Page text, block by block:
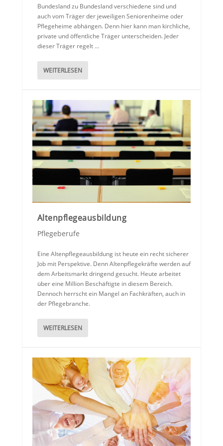
Bundesland zu Bundesland verschiedene sind und
auch vom Träger der jeweiligen Seniorenheime oder
Pflegeheime abhängen. Denn hier kann man kirchliche,
private und öffentliche Träger unterscheiden. Jeder
dieser Träger regelt …
WEITERLESEN
Altenpflegeausbildung
Pflegeberufe
Eine Altenpflegeausbildung ist heute ein recht sicherer
Job mit Perspektive. Denn Altenpflegekräfte werden auf
dem Arbeitsmarkt dringend gesucht. Heute arbeitet
über eine Million Beschäftigte in diesem Bereich.
Dennoch herrscht ein Mangel an Fachkräften, auch in
der Pflegebranche.
WEITERLESEN